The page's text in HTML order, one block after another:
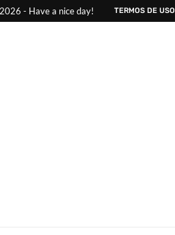
- Have a nice day! TERMOS DE USO